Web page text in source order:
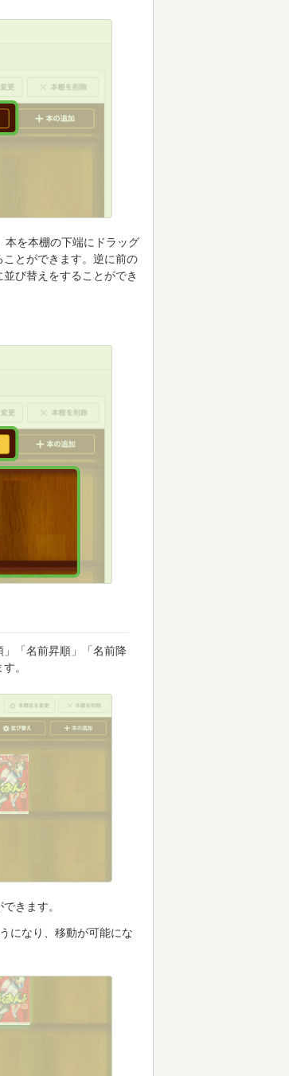
本を本棚の下端にドラッグ
とができます。逆に前の
び替えをすることができ
「名前昇順」「名前降
。
きます。
になり、移動が可能にな